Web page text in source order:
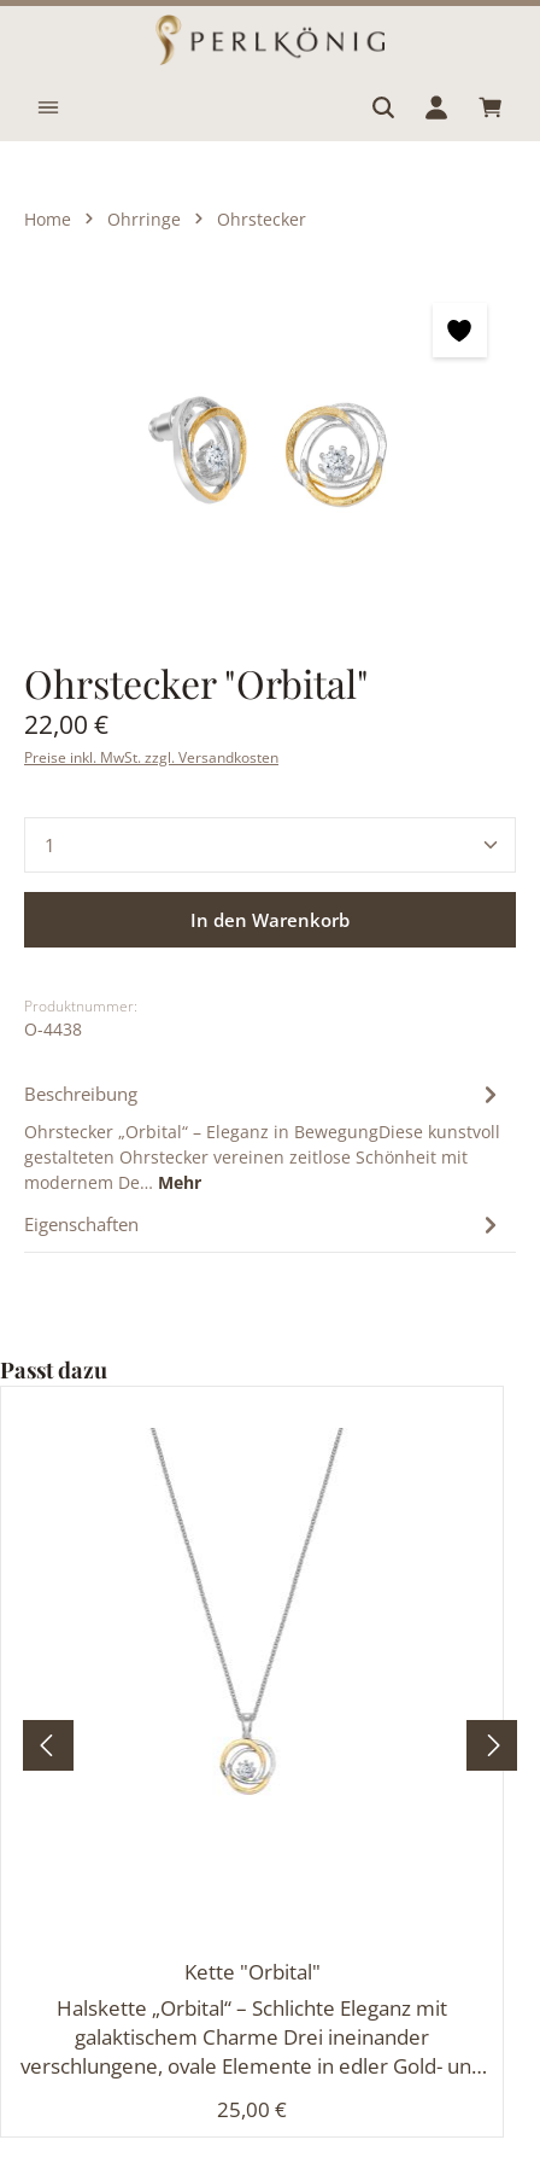
Zum Hauptinhalt springen
Home Ohrringe Ohrstecker
Ohrstecker "Orbital"
Regulärer Preis:
22,00 €
Preise inkl. MwSt. zzgl. Versandkosten
Produkt Anzahl: Gib den gewünschten Wert ein
In den Warenkorb
Produktnummer:
O-4438
Beschreibung
Ohrstecker „Orbital“ – Eleganz in BewegungDiese kunstvoll
gestalteten Ohrstecker vereinen zeitlose Schönheit mit
modernem De… Mehr
Eigenschaften
Produktgalerie überspringen
Passt dazu
Kette "Orbital"
Halskette „Orbital“ – Schlichte Eleganz mit
galaktischem Charme Drei ineinander
verschlungene, ovale Elemente in edler Gold- und
Schmuckstein (Ø 0,4 cm) wie Planeten ihr
Regulärer Preis:
25,00 €